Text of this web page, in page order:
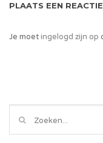
PLAATS EEN REACTIE
Je moetingelogd zijn op